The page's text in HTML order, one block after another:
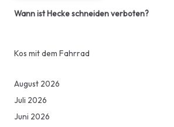
Wann ist Hecke schneiden verboten?
Kos mit dem Fahrrad
August 2026
Juli 2026
Juni 2026